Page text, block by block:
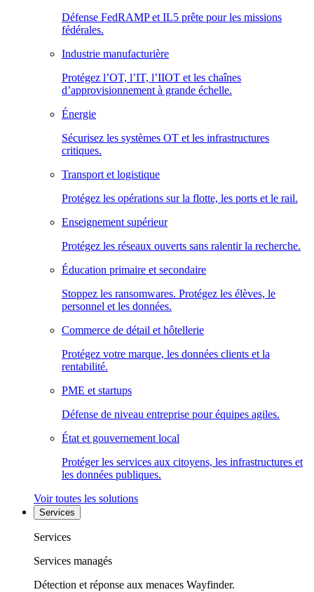
Défense FedRAMP et IL5 prête pour les missions
fédérales.
Industrie manufacturière
Protégez l’OT, l’IT, l’IIOT et les chaînes
d’approvisionnement à grande échelle.
Énergie
Sécurisez les systèmes OT et les infrastructures
critiques.
Transport et logistique
Protégez les opérations sur la flotte, les ports et le rail.
Enseignement supérieur
Protégez les réseaux ouverts sans ralentir la recherche.
Éducation primaire et secondaire
Stoppez les ransomwares. Protégez les élèves, le
personnel et les données.
Commerce de détail et hôtellerie
Protégez votre marque, les données clients et la
rentabilité.
PME et startups
Défense de niveau entreprise pour équipes agiles.
État et gouvernement local
Protéger les services aux citoyens, les infrastructures et
les données publiques.
Voir toutes les solutions
Services
Services
Services managés
Détection et réponse aux menaces Wayfinder.